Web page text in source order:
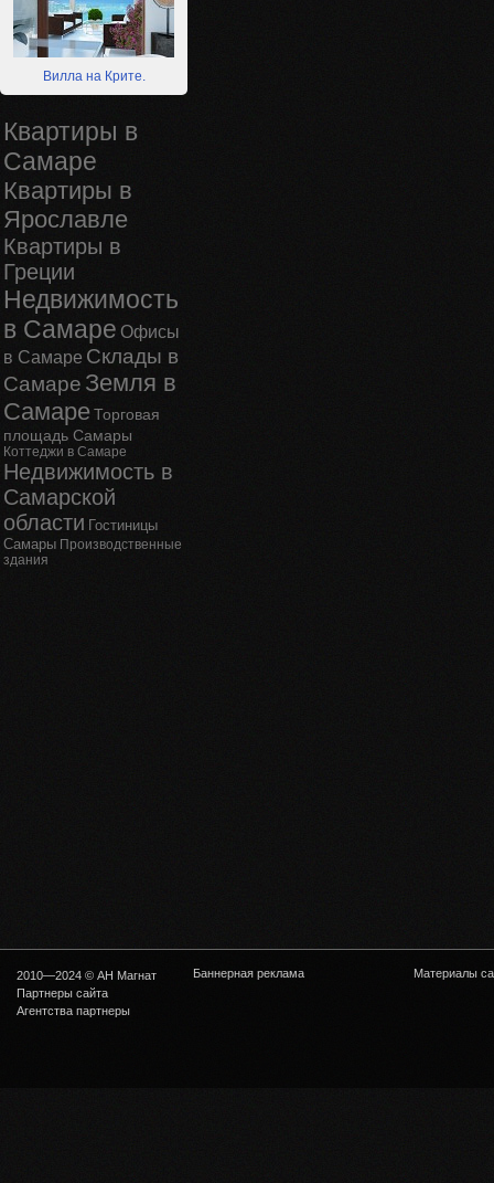
Вилла на Крите.
Квартиры в
Самаре
Квартиры в
Ярославле
Квартиры в
Греции
Недвижимость
в Самаре Офисы
в Самаре Склады в
Самаре Земля в
СамареТорговая
площадь Самары
Коттеджи в Самаре
Недвижимость в
Самарской
области Гостиницы
Самары Производственные
здания
2010—2024 © АН Магнат
Партнеры сайта
Агентства партнеры
Баннерная реклама Материалы